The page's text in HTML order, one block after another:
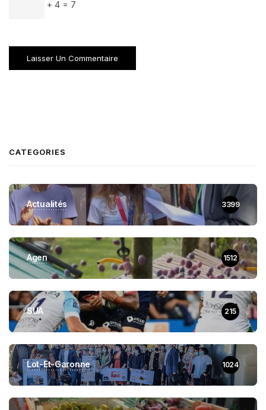
+ 4 = 7
CATEGORIES
Actualités 3399
Agen 1512
SUA 215
Lot-Et-Garonne 1024